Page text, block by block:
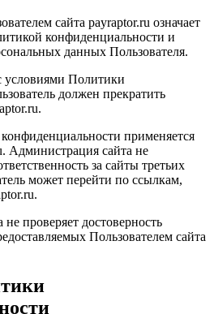
сайта payraptor.ru означает
конфиденциальности и
данных Пользователя.
условиями Политики
должен прекратить
применяется
Администрация сайта не
за сайты третьих
может перейти по ссылкам,
проверяет достоверность
Пользователем сайта